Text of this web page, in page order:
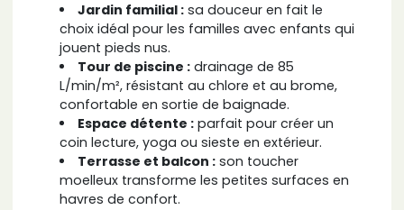
Jardin familial : sa douceur en fait le
choix idéal pour les familles avec enfants qui
jouent pieds nus.
Tour de piscine : drainage de 85
L/min/m², résistant au chlore et au brome,
confortable en sortie de baignade.
Espace détente : parfait pour créer un
coin lecture, yoga ou sieste en extérieur.
Terrasse et balcon : son toucher
moelleux transforme les petites surfaces en
havres de confort.